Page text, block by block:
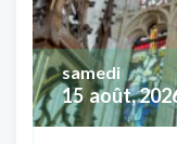
15 août,
samedi